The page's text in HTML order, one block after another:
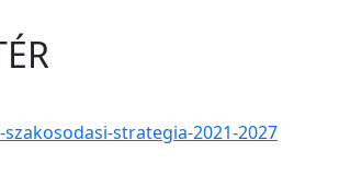
strategia-2021-2027